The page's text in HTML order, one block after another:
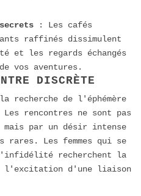
: Les cafés
raffinés dissimulent
et les regards échangés
vos aventures.
DISCRÈTE
recherche de l'éphémère
rencontres ne sont pas
par un désir intense
rares. Les femmes qui se
recherchent la
l'excitation d'une liaison